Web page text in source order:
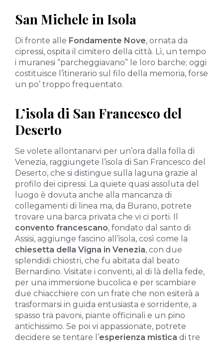
San Michele in Isola
Di fronte alle Fondamente Nove, ornata da
cipressi, ospita il cimitero della città. Lì, un tempo
i muranesi “parcheggiavano” le loro barche; oggi
costituisce l’itinerario sul filo della memoria, forse
un po’ troppo frequentato.
L’isola di San Francesco del
Deserto
Se volete allontanarvi per un’ora dalla folla di
Venezia, raggiungete l’isola di San Francesco del
Deserto, che si distingue sulla laguna grazie al
profilo dei cipressi. La quiete quasi assoluta del
luogo è dovuta anche alla mancanza di
collegamenti di linea ma, da Burano, potrete
trovare una barca privata che vi ci porti. Il
convento francescano, fondato dal santo di
Assisi, aggiunge fascino all’isola, così come la
chiesetta della Vigna in Venezia, con due
splendidi chiostri, che fu abitata dal beato
Bernardino. Visitate i conventi, al di là della fede,
per una immersione bucolica e per scambiare
due chiacchiere con un frate che non esiterà a
trasformarsi in guida entusiasta e sorridente, a
spasso tra pavoni, piante officinali e un pino
antichissimo. Se poi vi appassionate, potrete
decidere se tentare l’esperienza mistica di tre